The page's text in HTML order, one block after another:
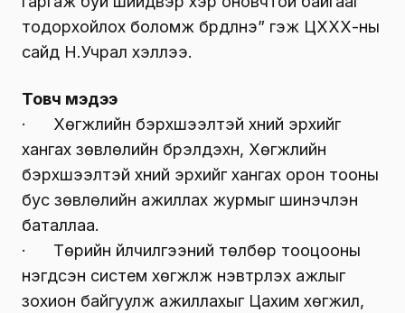
тодорхойлох боломж бүрдүүлнэ” гэж ЦХХХ-ны
сайд Н.Учрал хэллээ.
Товч мэдээ
· Хөгжлийн бэрхшээлтэй хүний эрхийг
хангах зөвлөлийн бүрэлдэхүүн, Хөгжлийн
бэрхшээлтэй хүний эрхийг хангах орон тооны
бус зөвлөлийн ажиллах журмыг шинэчлэн
баталлаа.
· Төрийн үйлчилгээний төлбөр тооцооны
нэгдсэн систем хөгжүүлж нэвтрүүлэх ажлыг
зохион байгуулж ажиллахыг Цахим хөгжил,